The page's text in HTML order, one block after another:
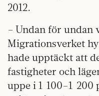
2012.
– Undan för undan
Mi­grationsverket
hade upptäckt att
fastigheter och
uppe i 1 100–1 200